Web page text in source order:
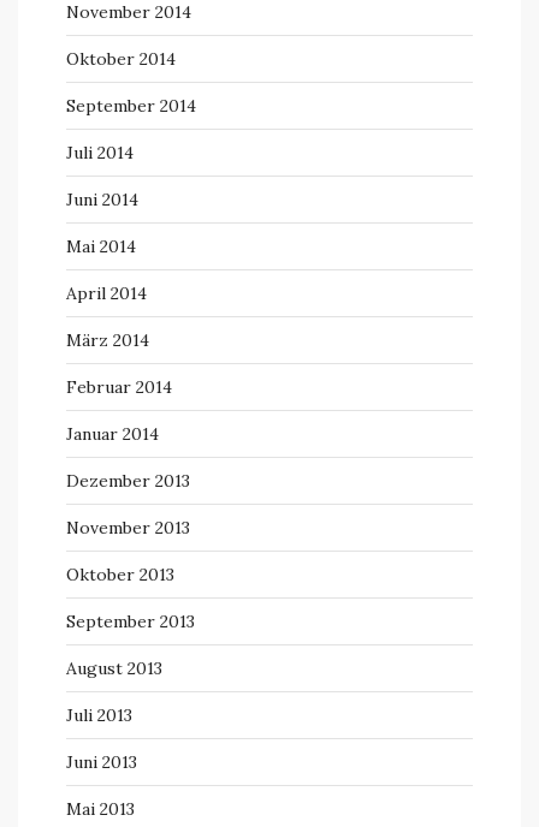
November 2014
Oktober 2014
September 2014
Juli 2014
Juni 2014
Mai 2014
April 2014
März 2014
Februar 2014
Januar 2014
Dezember 2013
November 2013
Oktober 2013
September 2013
August 2013
Juli 2013
Juni 2013
Mai 2013